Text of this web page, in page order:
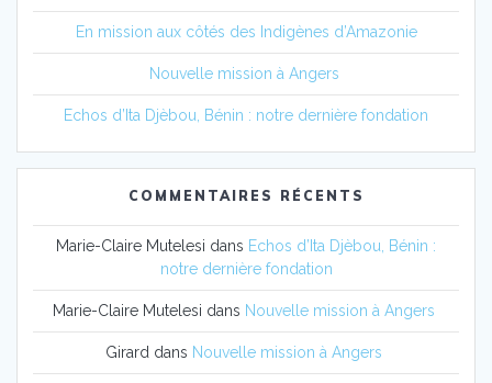
En mission aux côtés des Indigènes d’Amazonie
Nouvelle mission à Angers
Echos d’Ita Djèbou, Bénin : notre dernière fondation
COMMENTAIRES RÉCENTS
Marie-Claire Mutelesi dans Echos d’Ita Djèbou, Bénin :
notre dernière fondation
Marie-Claire Mutelesi dans Nouvelle mission à Angers
Girard dans Nouvelle mission à Angers